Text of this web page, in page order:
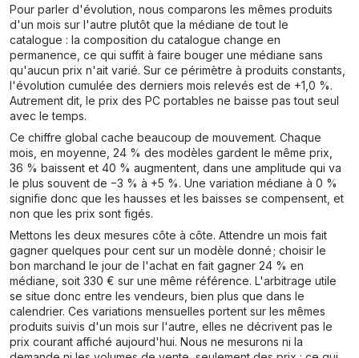
Pour parler d'évolution, nous comparons les mêmes produits
d'un mois sur l'autre plutôt que la médiane de tout le
catalogue : la composition du catalogue change en
permanence, ce qui suffit à faire bouger une médiane sans
qu'aucun prix n'ait varié. Sur ce périmètre à produits constants,
l'évolution cumulée des derniers mois relevés est de +1,0 %.
Autrement dit, le prix des PC portables ne baisse pas tout seul
avec le temps.
Ce chiffre global cache beaucoup de mouvement. Chaque
mois, en moyenne, 24 % des modèles gardent le même prix,
36 % baissent et 40 % augmentent, dans une amplitude qui va
le plus souvent de −3 % à +5 %. Une variation médiane à 0 %
signifie donc que les hausses et les baisses se compensent, et
non que les prix sont figés.
Mettons les deux mesures côte à côte. Attendre un mois fait
gagner quelques pour cent sur un modèle donné ; choisir le
bon marchand le jour de l'achat en fait gagner 24 % en
médiane, soit 330 € sur une même référence. L'arbitrage utile
se situe donc entre les vendeurs, bien plus que dans le
calendrier. Ces variations mensuelles portent sur les mêmes
produits suivis d'un mois sur l'autre, elles ne décrivent pas le
prix courant affiché aujourd'hui. Nous ne mesurons ni la